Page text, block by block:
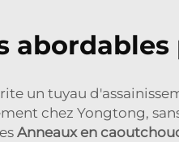
un tuyau
chez Yongtong,
Anneaux en